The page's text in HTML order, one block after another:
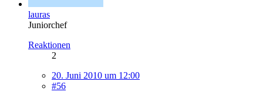
lauras
Juniorchef
Reaktionen
2
20. Juni 2010 um 12:00
#56